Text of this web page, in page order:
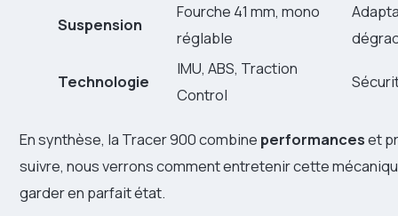
Suspension
Fourche 41 mm, mono
réglable
Technologie
IMU, ABS, Traction
Control
En synthèse, la Tracer 900 combine performanceset
suivre, nous verrons comment entretenir cette
garder en parfait état.